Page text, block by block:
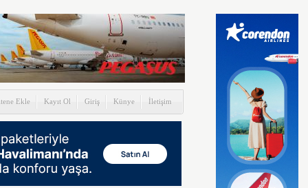
Ekle Kayıt Ol Giriş Künye İletişim